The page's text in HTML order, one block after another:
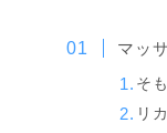
マッ
そ
リ